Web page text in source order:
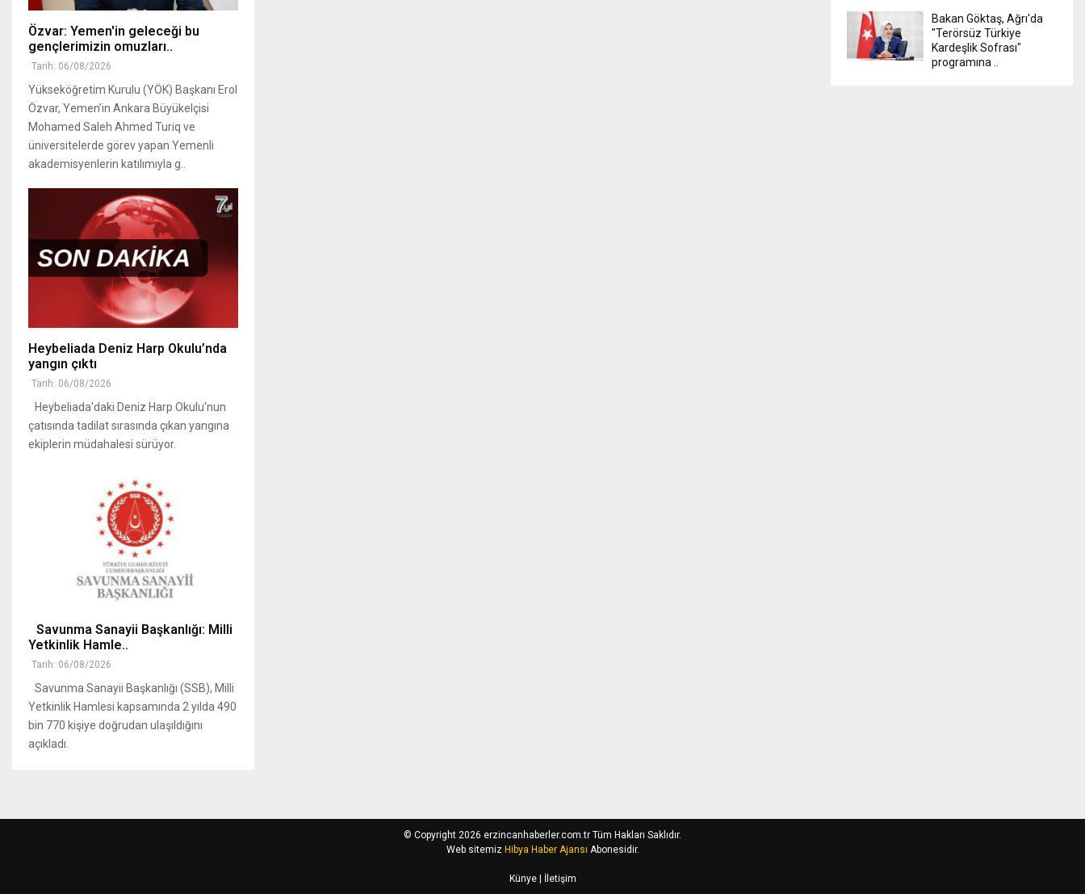
Özvar: Yemen'in geleceği bu
gençlerimizin omuzları..
Tarih: 06/08/2026
Yükseköğretim Kurulu (YÖK) Başkanı Erol
Özvar, Yemen’in Ankara Büyükelçisi
Mohamed Saleh Ahmed Turiq ve
üniversitelerde görev yapan Yemenli
akademisyenlerin katılımıyla g..
Heybeliada Deniz Harp Okulu’nda
yangın çıktı
Tarih: 06/08/2026
Heybeliada'daki Deniz Harp Okulu'nun
çatısında tadilat sırasında çıkan yangına
ekiplerin müdahalesi sürüyor.
Savunma Sanayii Başkanlığı: Milli
Yetkinlik Hamle..
Tarih: 06/08/2026
Savunma Sanayii Başkanlığı (SSB), Milli
Yetkinlik Hamlesi kapsamında 2 yılda 490
bin 770 kişiye doğrudan ulaşıldığını
açıkladı.
Bakan Göktaş, Ağrı'da
"Terörsüz Türkiye
Kardeşlik Sofrası"
programına ..
© Copyright 2026 erzincanhaberler.com.tr Tüm Hakları Saklıdır.
Web sitemiz Hibya Haber Ajansı Abonesidir.
Künye| İletişim